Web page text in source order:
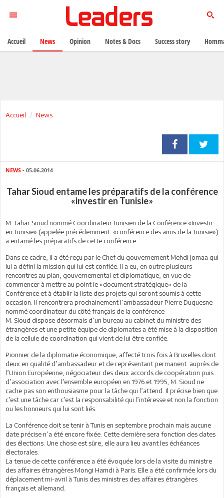
Accueil News
NEWS - 05.06.2014
Tahar Sioud entame les préparatifs de la conférence
«investir en Tunisie»
M. Tahar Sioud nommé Coordinateur tunisien de la Conférence «Investir
en Tunisie» (appelée précédemment «conférence des amis de la Tunisie»)
a entamé les préparatifs de cette conférence.
Dans ce cadre, il a été reçu par le Chef du gouvernement Mehdi Jomaa qui
lui a défini la mission qui lui est confiée. Il a eu, en outre plusieurs
rencontres au plan, gouvernemental et diplomatique, en vue de
commencer à mettre au point le «document stratégique» de la
Conférence et à établir la liste des projets qui seront soumis à cette
occasion. Il rencontrera prochainement l’ambassadeur Pierre Duquesne
nommé coordinateur du côté français de la conférence
M. Sioud dispose désormais d’un bureau au cabinet du ministre des
étrangères et une petite équipe de diplomates a été mise à la disposition
de la cellule de coordination qui vient de lui être confiée.
Pionnier de la diplomatie économique, affecté trois fois à Bruxelles dont
deux en qualité d’ambassadeur et de représentant permanent auprès de
l’Union Européenne, négociateur des deux accords de coopération puis
d’association avec l’ensemble européen en 1976 et 1995, M. Sioud ne
cache pas son enthousiasme pour la tâche qui l’attend. Il précise bien que
c’est une tâche car c’est la responsabilité qui l’intéresse et non la fonction
ou les honneurs qui lui sont liés.
La Conférence doit se tenir à Tunis en septembre prochain mais aucune
date précise n’a été encore fixée. Cette dernière sera fonction des dates
des élections. Une chose est sûre, elle aura lieu avant les échéances
électorales.
La tenue de cette conférence a été évoquée lors de la visite du ministre
des affaires étrangères Mongi Hamdi à Paris. Elle a été confirmée lors du
déplacement mi-avril à Tunis des ministres des affaires étrangères
français et allemand.
Accueil News Opinion Notes & Docs Success story